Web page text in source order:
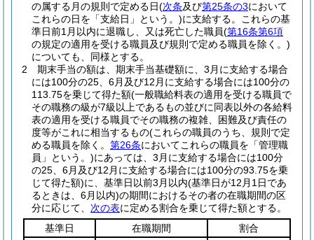
の属する月の規則で定める日(次条及び第25条の3において
これらの日を「支給日」という。)に支給する。
これらの基
準日前1月以内に退職し、又は死亡した職員(第16条第6項
の規定の適用を受ける職員及び規則で定める職員を除く。)
についても、同様とする。
2
期末手当の額は、期末手当基礎額に、3月に支給する場合
には100分の25、6月及び12月に支給する場合には100分の
113.75を乗じて得た額(一般職給料表の適用を受ける職員で
その職務の級が7級以上であるもの並びに同表以外の各給料
表の適用を受ける職員でその職務の複雑、困難及び責任の
度等がこれに相当するもの(これらの職員のうち、規則で定
める職員を除く。 第26条においてこれらの職員を「管理職
員」という。)にあっては、3月に支給する場合には100分
の25、6月及び12月に支給する場合には100分の93.75を乗
じて得た額)に、基準日以前3月以内(基準日が12月1日であ
るときは、6月以内)の期間におけるその者の在職期間の区
分に応じて、 次の表に定める割合を乗じて得た額とする。
基準日
在職期間
割合